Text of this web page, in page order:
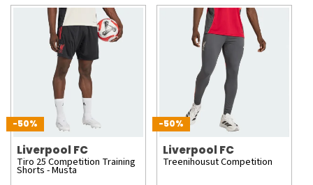
-50%
Liverpool FC
Tiro 25 Competition Training
Shorts - Musta
-50%
Liverpool FC
Treenihousut Competition